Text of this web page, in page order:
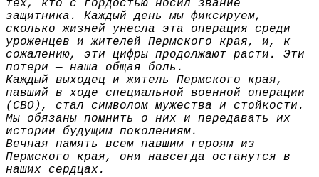
тех, кто с гордостью носил звание
защитника. Каждый день мы фиксируем,
сколько жизней унесла эта операция среди
уроженцев и жителей Пермского края, и, к
сожалению, эти цифры продолжают расти. Эти
потери — наша общая боль.
Каждый выходец и житель Пермского края,
павший в ходе специальной военной операции
(СВО), стал символом мужества и стойкости.
Мы обязаны помнить о них и передавать их
истории будущим поколениям.
Вечная память всем павшим героям из
Пермского края, они навсегда останутся в
наших сердцах.